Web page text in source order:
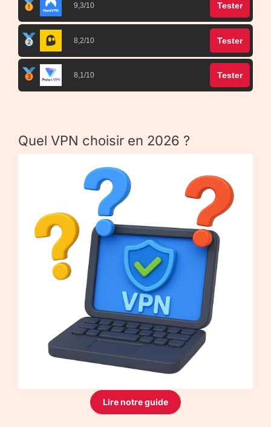
9,3/10 Tester
8,2/10 Tester
8,1/10 Tester
Quel VPN choisir en 2026 ?
Lire notre guide